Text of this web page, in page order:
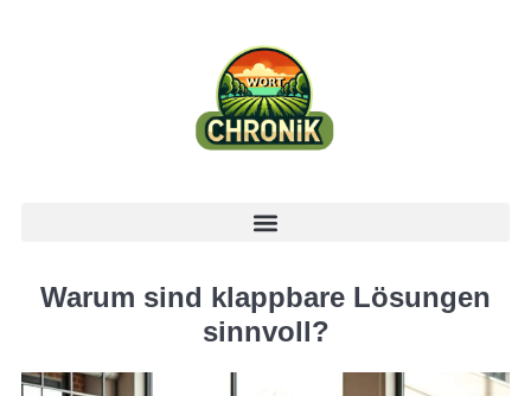
Warum sind klappbare Lösungen
sinnvoll?